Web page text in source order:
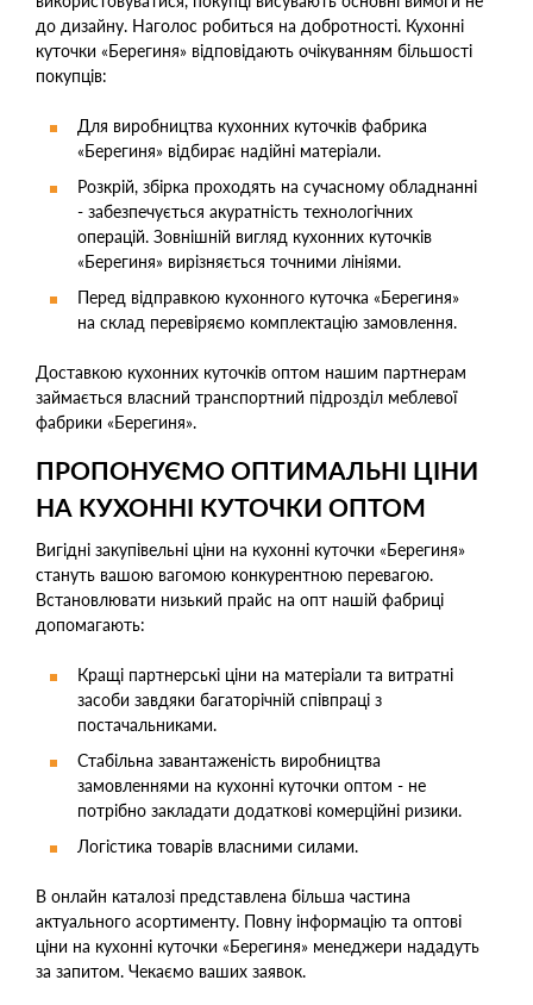
до дизайну. Наголос робиться на добротності. Кухонні
куточки «Берегиня» відповідають очікуванням більшості
покупців:
Для виробництва кухонних куточків фабрика
«Берегиня» відбирає надійні матеріали.
Розкрій, збірка проходять на сучасному обладнанні
- забезпечується акуратність технологічних
операцій. Зовнішній вигляд кухонних куточків
«Берегиня» вирізняється точними лініями.
Перед відправкою кухонного куточка «Берегиня»
на склад перевіряємо комплектацію замовлення.
Доставкою кухонних куточків оптом нашим партнерам
займається власний транспортний підрозділ меблевої
фабрики «Берегиня».
ПРОПОНУЄМО ОПТИМАЛЬНІ ЦІНИ
НА КУХОННІ КУТОЧКИ ОПТОМ
Вигідні закупівельні ціни на кухонні куточки «Берегиня»
стануть вашою вагомою конкурентною перевагою.
Встановлювати низький прайс на опт нашій фабриці
допомагають:
Кращі партнерські ціни на матеріали та витратні
засоби завдяки багаторічній співпраці з
постачальниками.
Стабільна завантаженість виробництва
замовленнями на кухонні куточки оптом - не
потрібно закладати додаткові комерційні ризики.
Логістика товарів власними силами.
В онлайн каталозі представлена ​​більша частина
актуального асортименту. Повну інформацію та оптові
ціни на кухонні куточки «Берегиня» менеджери нададуть
за запитом. Чекаємо ваших заявок.